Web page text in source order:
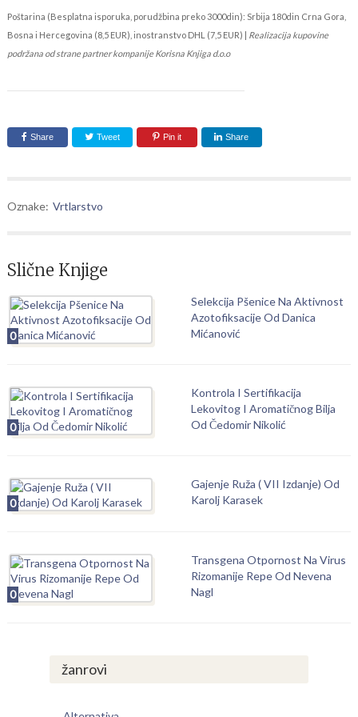
Poštarina (Besplatna isporuka, porudžbina preko 3000din): Srbija 180din Crna Gora,
Bosna i Hercegovina (8,5 EUR), inostranstvo DHL (7,5 EUR) | Realizacija kupovine
podržana od strane partner kompanije Korisna Knjiga d.o.o
Share Tweet Pin it Share
Oznake: Vrtlarstvo
Slične Knjige
0
Selekcija Pšenice Na Aktivnost
Azotofiksacije Od Danica
Mićanović
0
Kontrola I Sertifikacija
Lekovitog I Aromatičnog Bilja
Od Čedomir Nikolić
0
Gajenje Ruža ( VII Izdanje) Od
Karolj Karasek
0
Transgena Otpornost Na Virus
Rizomanije Repe Od Nevena
Nagl
žanrovi